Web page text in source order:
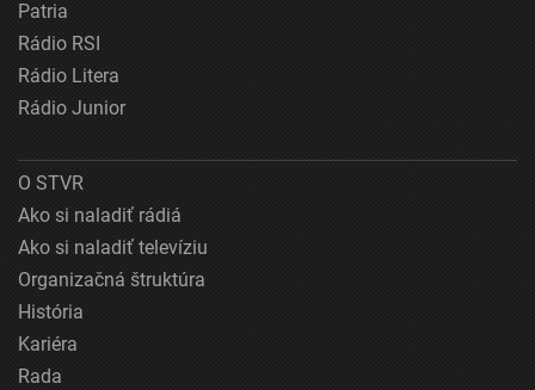
Patria
Rádio RSI
Rádio Litera
Rádio Junior
O STVR
Ako si naladiť rádiá
Ako si naladiť televíziu
Organizačná štruktúra
História
Kariéra
Rada